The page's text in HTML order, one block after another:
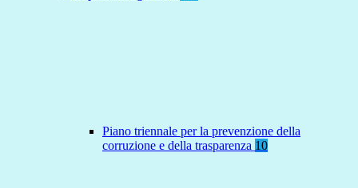
Piano triennale per la prevenzione della
corruzione e della trasparenza 10